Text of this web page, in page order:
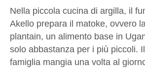
Nella piccola cucina di argilla, il
Akello prepara il matoke, ovvero
plantain, un alimento base in
solo abbastanza per i più piccoli.
famiglia mangia una volta al